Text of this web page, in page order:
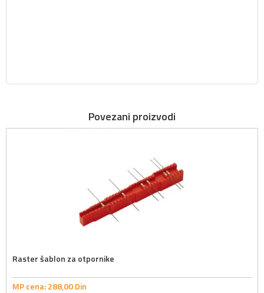
Povezani proizvodi
Raster šablon za otpornike
MP cena:288,00Din